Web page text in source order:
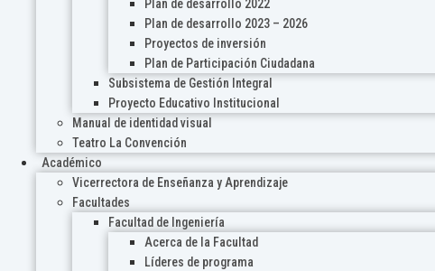
Plan de desarrollo 2022
Plan de desarrollo 2023 – 2026
Proyectos de inversión
Plan de Participación Ciudadana
Subsistema de Gestión Integral
Proyecto Educativo Institucional
Manual de identidad visual
Teatro La Convención
Académico
Vicerrectora de Enseñanza y Aprendizaje
Facultades
Facultad de Ingeniería
Acerca de la Facultad
Líderes de programa